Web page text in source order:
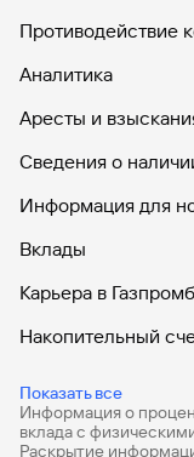
Противодействие
Аналитика
Аресты и
Сведения о
Информация для
Вклады
Карьера в
Накопительный
Показать все
Дебетовые карты
Информация о
вклада с
Раскрытие